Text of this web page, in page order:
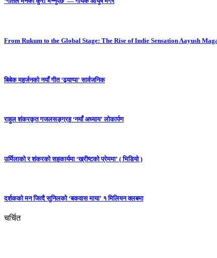
From Rukum to the Global Stage: The Rise of Indie Sensation Aayush
बिबेक महर्जनको नयाँ गीत ‘ढ्याप्पा’ सार्वजनिक
राहुल शंकरकृत गजलसङ्ग्रह ‘नयाँ अध्याय’ लोकार्पण
उर्मिलाको र शंकरको सहकार्यमा ‘ख्रीष्टको प्रेममा’ ( भिडियो )
दर्शकको मन जित्दै सुनिलको ‘बकवास माया’ १ मिलियन क्लबमा
चर्चित